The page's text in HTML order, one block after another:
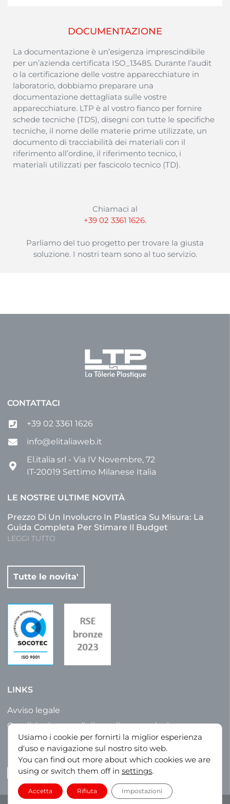
DOCUMENTAZIONE
La documentazione è un’esigenza imprescindibile
per un’azienda certificata ISO_13485. Durante l’audit
o la certificazione delle vostre apparecchiature in
laboratorio, dobbiamo preparare una
documentazione dettagliata sulle vostre
apparecchiature. LTP è al vostro fianco per fornire
schede tecniche (TDS), disegni con tutte le specifiche
tecniche, il nome delle materie prime utilizzate, un
documento di tracciabilità dei materiali con il
riferimento all’ordine, il riferimento tecnico, i
materiali utilizzati per fascicolo tecnico (TD).
Chiamaci al
+39 02 3361 1626.
Parliamo del tuo progetto per trovare la giusta
soluzione. I nostri team sono al tuo servizio.
CONTATTACI
+39 02 3361 1626
info@elitaliaweb.it
El.italia srl - Via IV Novembre, 72
IT-20019 Settimo Milanese Italia
LE NOSTRE ULTIME NOVITÀ
Prezzo Di Un Involucro In Plastica Su Misura: La
Guida Completa Per Stimare Il Budget
LEGGI TUTTO
Tutte le novita'
LINKS
Avviso legale
Condizioni generali di vendita e produzione
Politica sulla riservatezza
Mappa del sito
LinkedIn
Usiamo i cookie per fornirti la miglior esperienza
d'uso e navigazione sul nostro sito web.
You can find out more about which cookies we are
using or switch them off in settings.
Accetta Rifiuta Impostazioni